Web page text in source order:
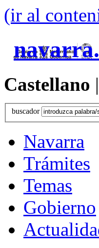
(ir al
Castellano |
buscador
Navarra
Trámites
Temas
Gobierno